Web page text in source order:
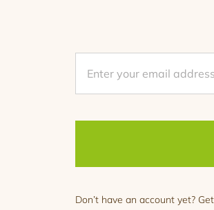
Don’t have an account yet?